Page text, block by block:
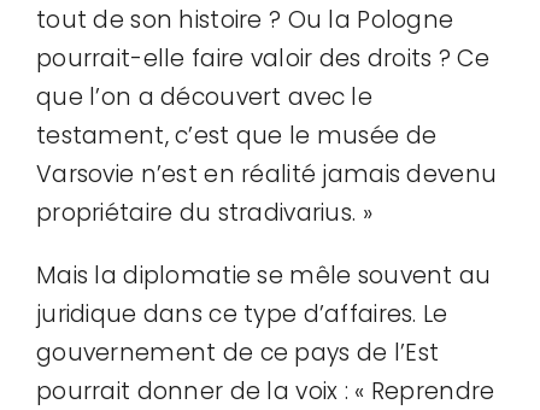
tout de son histoire ? Ou la Pologne
pourrait-elle faire valoir des droits ? Ce
que l’on a découvert avec le
testament, c’est que le musée de
Varsovie n’est en réalité jamais devenu
propriétaire du stradivarius. »
Mais la diplomatie se mêle souvent au
juridique dans ce type d’affaires. Le
gouvernement de ce pays de l’Est
pourrait donner de la voix : « Reprendre